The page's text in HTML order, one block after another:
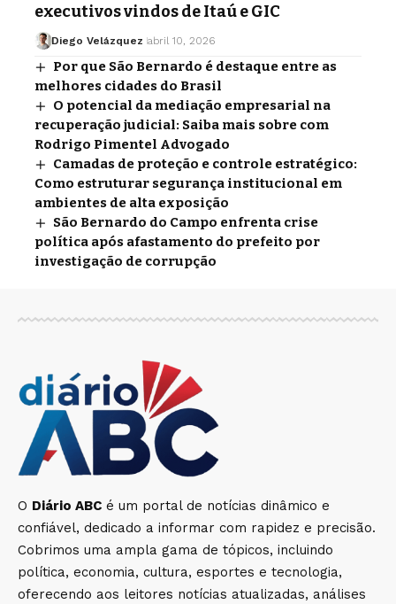
executivos vindos de Itaú e GIC
Diego Velázquez abril 10, 2026
Por que São Bernardo é destaque entre as
melhores cidades do Brasil
O potencial da mediação empresarial na
recuperação judicial: Saiba mais sobre com
Rodrigo Pimentel Advogado
Camadas de proteção e controle estratégico:
Como estruturar segurança institucional em
ambientes de alta exposição
São Bernardo do Campo enfrenta crise
política após afastamento do prefeito por
investigação de corrupção
O Diário ABC é um portal de notícias dinâmico e
confiável, dedicado a informar com rapidez e precisão.
Cobrimos uma ampla gama de tópicos, incluindo
política, economia, cultura, esportes e tecnologia,
oferecendo aos leitores notícias atualizadas, análises